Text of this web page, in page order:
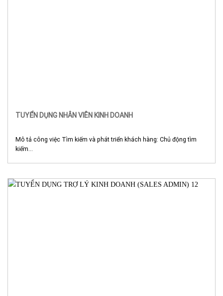
TUYỂN DỤNG NHÂN VIÊN KINH DOANH
Mô tả công việc Tìm kiếm và phát triển khách hàng: Chủ động tìm
kiếm...